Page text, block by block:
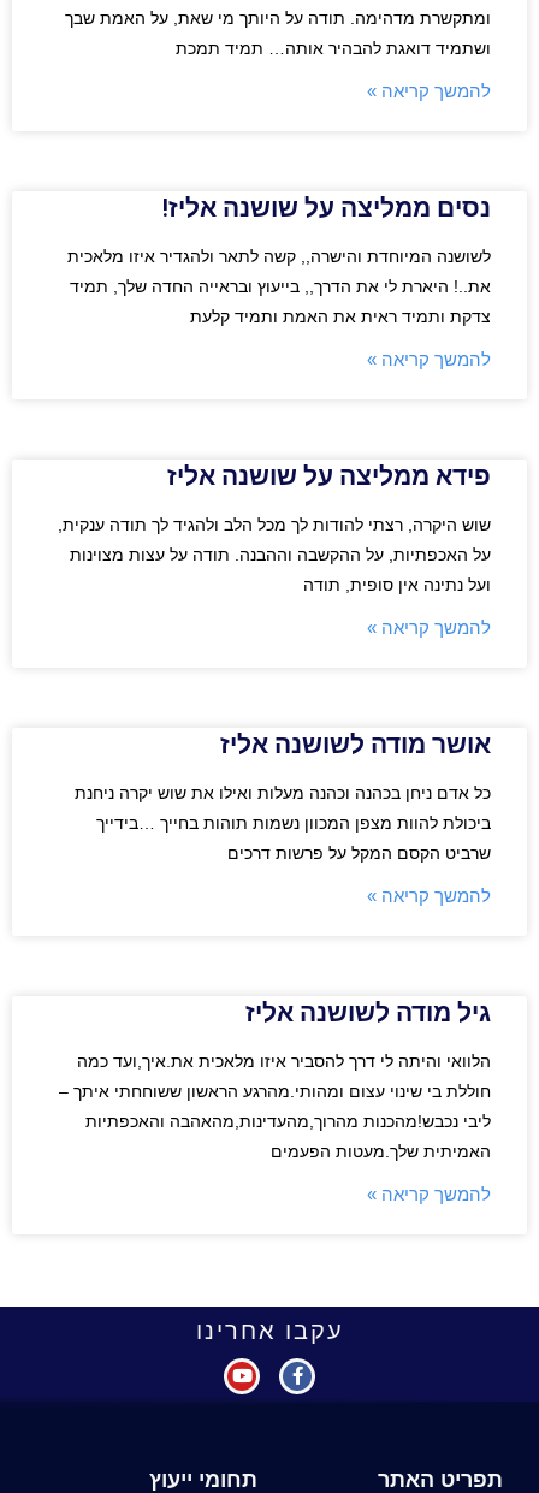
ומתקשרת מדהימה. תודה על היותך מי שאת, על האמת שבך
ושתמיד דואגת להבהיר אותה… תמיד תמכת
להמשך קריאה »
נסים ממליצה על שושנה אליז!
לשושנה המיוחדת והישרה,, קשה לתאר ולהגדיר איזו מלאכית
את..! היארת לי את הדרך,, בייעוץ ובראייה החדה שלך, תמיד
צדקת ותמיד ראית את האמת ותמיד קלעת
להמשך קריאה »
פידא ממליצה על שושנה אליז
שוש היקרה, רצתי להודות לך מכל הלב ולהגיד לך תודה ענקית,
על האכפתיות, על ההקשבה וההבנה. תודה על עצות מצוינות
ועל נתינה אין סופית, תודה
להמשך קריאה »
אושר מודה לשושנה אליז
כל אדם ניחן בכהנה וכהנה מעלות ואילו את שוש יקרה ניחנת
ביכולת להוות מצפן המכוון נשמות תוהות בחייך …בידייך
שרביט הקסם המקל על פרשות דרכים
להמשך קריאה »
גיל מודה לשושנה אליז
הלוואי והיתה לי דרך להסביר איזו מלאכית את.איך,ועד כמה
חוללת בי שינוי עצום ומהותי.מהרגע הראשון ששוחחתי איתך –
ליבי נכבש!מהכנות מהרוך,מהעדינות,מהאהבה והאכפתיות
האמיתית שלך.מעטות הפעמים
להמשך קריאה »
עקבו אחרינו
תפריט האתר תחומי ייעוץ